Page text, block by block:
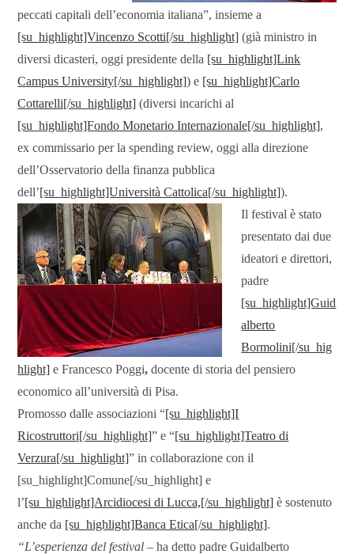
peccati capitali dell’economia italiana”, insieme a
[su_highlight]Vincenzo Scotti[/su_highlight] (già ministro in
diversi dicasteri, oggi presidente della [su_highlight]Link
Campus University[/su_highlight]) e [su_highlight]Carlo
Cottarelli[/su_highlight] (diversi incarichi al
[su_highlight]Fondo Monetario Internazionale[/su_highlight],
ex commissario per la spending review, oggi alla direzione
dell’Osservatorio della finanza pubblica
dell’[su_highlight]Università Cattolica[/su_highlight]).
Il festival è stato
presentato dai due
ideatori e direttori,
padre
[su_highlight]Guid
alberto
Bormolini[/su_hig
hlight] e Francesco Poggi,docente di storia del pensiero
economico all’università di Pisa.
Promosso dalle associazioni “[su_highlight]I
Ricostruttori[/su_highlight]” e “[su_highlight]Teatro di
Verzura[/su_highlight]” in collaborazione con il
[su_highlight]Comune[/su_highlight] e
l’[su_highlight]Arcidiocesi di Lucca,[/su_highlight] è sostenuto
anche da [su_highlight]Banca Etica[/su_highlight].
“L’esperienza del festival– ha detto padre Guidalberto